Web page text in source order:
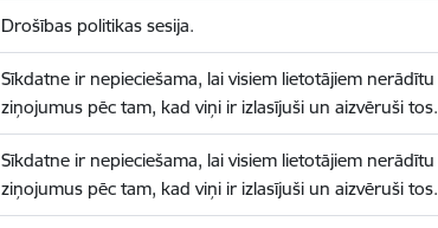
Drošības politikas sesija.
Sīkdatne ir nepieciešama, lai visiem lietotājiem nerādītu
ziņojumus pēc tam, kad viņi ir izlasījuši un aizvēruši tos.
Sīkdatne ir nepieciešama, lai visiem lietotājiem nerādītu
ziņojumus pēc tam, kad viņi ir izlasījuši un aizvēruši tos.